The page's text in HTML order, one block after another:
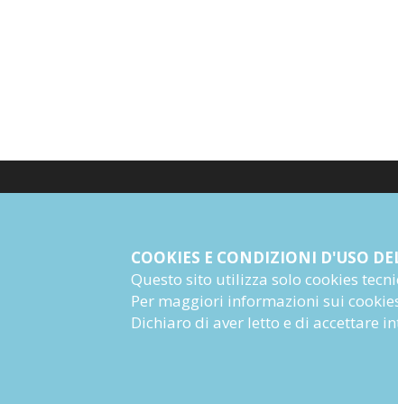
PI 04628780969
Informazioni Societarie
COOKIES E CONDIZIONI D'USO
Questo sito utilizza solo cookies
Per maggiori informazioni sui
Dichiaro di aver letto e di accettare